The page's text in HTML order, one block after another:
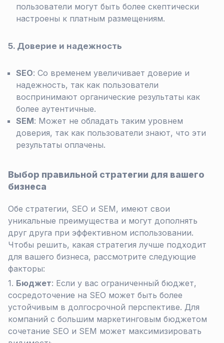
пользователи могут быть более скептически
настроены к платным размещениям.
5. Доверие и надежность
SEO: Со временем увеличивает доверие и
надежность, так как пользователи
воспринимают органические результаты как
более аутентичные.
SEM: Может не обладать таким уровнем
доверия, так как пользователи знают, что эти
результаты оплачены.
Выбор правильной стратегии для вашего
бизнеса
Обе стратегии, SEO и SEM, имеют свои
уникальные преимущества и могут дополнять
друг друга при эффективном использовании.
Чтобы решить, какая стратегия лучше подходит
для вашего бизнеса, рассмотрите следующие
факторы:
Бюджет: Если у вас ограниченный бюджет,
сосредоточение на SEO может быть более
устойчивым в долгосрочной перспективе. Для
компаний с большим маркетинговым бюджетом
сочетание SEO и SEM может максимизировать